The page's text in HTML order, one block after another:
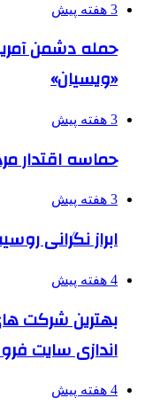
3 هفته پیش
حمله دشمن
«ویسیان»
3 هفته پیش
حماسه اقتدار
3 هفته پیش
ابراز نگرانی
4 هفته پیش
بهترین شرکت
اندازی سایت
4 هفته پیش